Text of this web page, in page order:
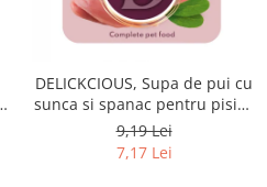
DELICKCIOUS, Supa de pui cu
sunca si spanac pentru pisici,
80g
9,19 Lei
7,17 Lei